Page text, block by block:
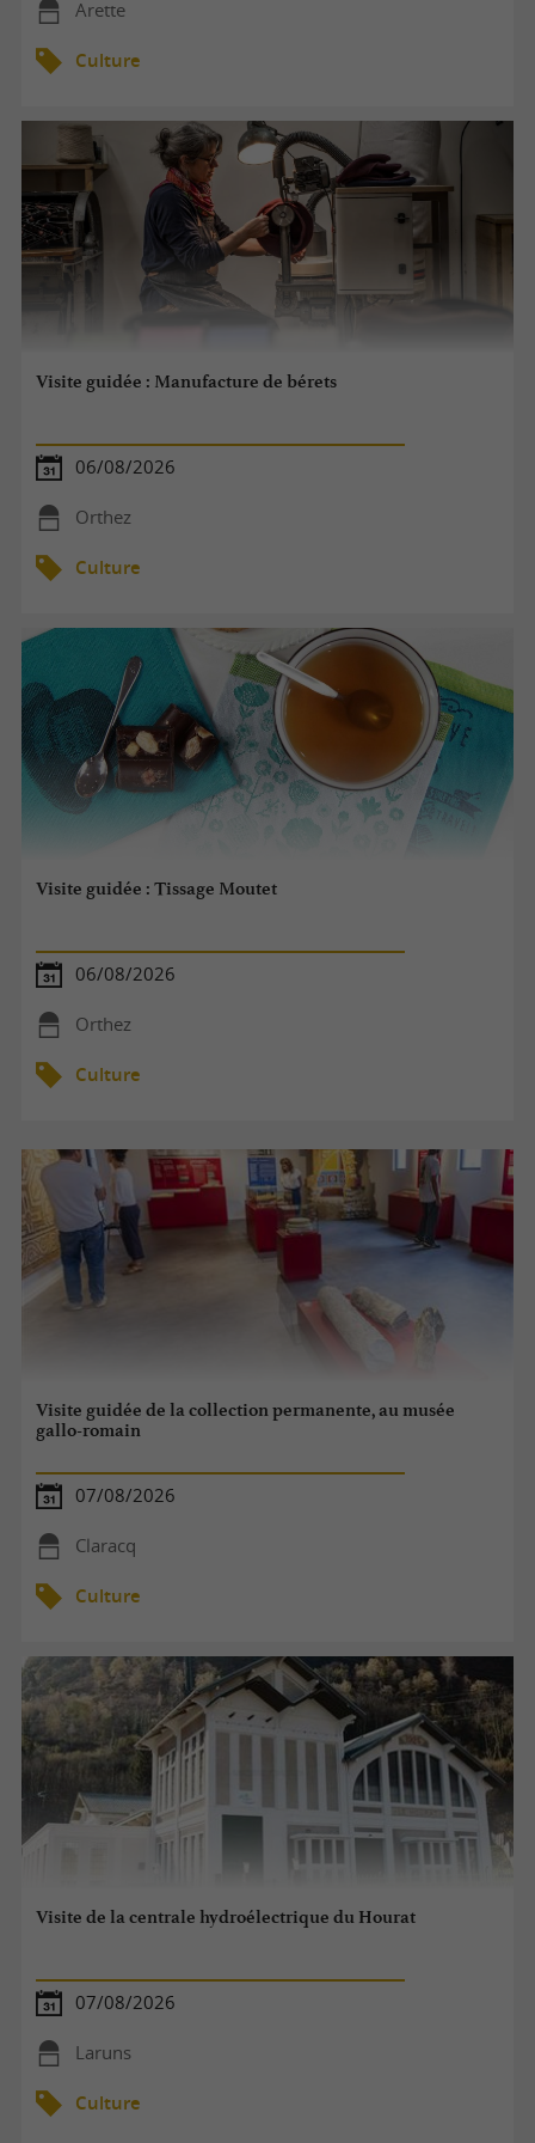
Arette
Culture
Visite guidée : Manufacture de bérets
06/08/2026
Orthez
Culture
Visite guidée : Tissage Moutet
06/08/2026
Orthez
Culture
Visite guidée de la collection permanente, au musée
gallo-romain
07/08/2026
Claracq
Culture
Visite de la centrale hydroélectrique du Hourat
07/08/2026
Laruns
Culture